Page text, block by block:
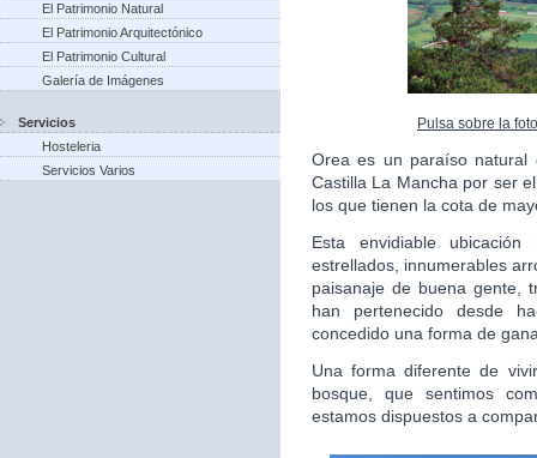
El Patrimonio Natural
El Patrimonio Arquitectónico
El Patrimonio Cultural
Galería de Imágenes
Servicios
Hosteleria
Servicios Varios
Pulsa sobre la
Orea es un paraíso natural
Castilla La Mancha por ser
los que tienen la cota de
Esta envidiable
estrellados, innumerables
paisanaje de buena gente,
han pertenecido desde
concedido una forma de
Una forma diferente de
bosque, que sentimos
estamos dispuestos a